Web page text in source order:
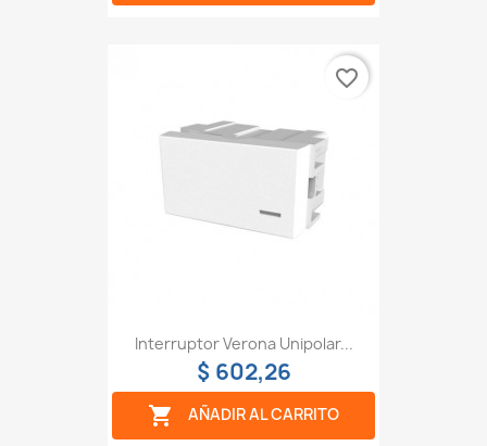
Interruptor Verona Unipolar...
$ 602,26
 AÑADIR AL CARRITO
favorite_border